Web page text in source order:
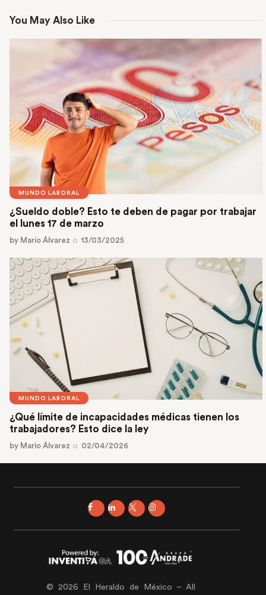
You May Also Like
MUNDO LABORAL
¿Sueldo doble? Esto te deben de pagar por trabajar
el lunes 17 de marzo
by Mario Álvarez 13/03/2025
MUNDO LABORAL
¿Qué límite de incapacidades médicas tienen los
trabajadores? Esto dice la ley
by Mario Álvarez 02/04/2026
© 2026 El Heraldo de México – All